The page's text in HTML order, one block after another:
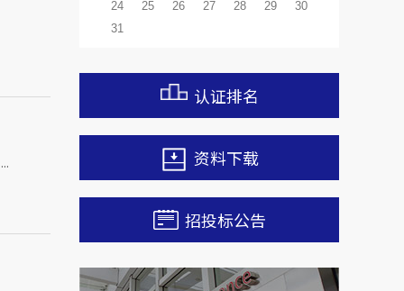
24
25 26 27 28 29
30
31
认证排名
资料下载
招投标公告